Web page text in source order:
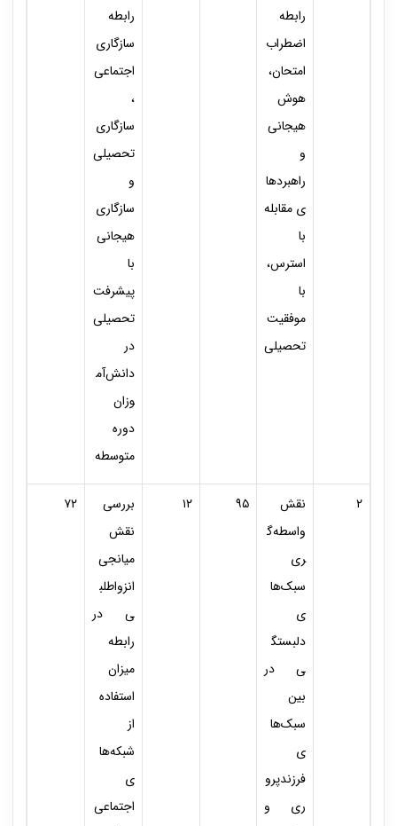
رابطه
اضطراب
امتحان،
هوش
هیجانی
و
راهبردها
ی مقابله
با
استرس،
با
موفقیت
تحصیلی
رابطه
سازگاری
اجتماعی
،
سازگاری
تحصیلی
و
سازگاری
هیجانی
با
پیشرفت
تحصیلی
در
دانش‌آم
وزان
دوره
متوسطه
۲
نقش
واسطه‌گ
ری
سبک‌ها
ی
دلبستگ
ی در
بین
سبک‌ها
ی
فرزندپرو
ری و
۹۵ ۱۲
بررسی
نقش
میانجی
انزواطلب
ی در
رابطه
میزان
استفاده
از
شبکه‌ها
ی
اجتماعی
۷۲